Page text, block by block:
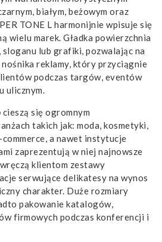
białym, beżowym oraz
TONE L harmonijnie wpisuje się
wielu marek. Gładka powierzchnia
, sloganu lub grafiki, pozwalając na
reklamy, który przyciągnie
podczas targów, eventów
ulicznym.
cieszą się ogromnym
takich jak: moda, kosmetyki,
a nawet instytucje
zaprezentują w niej najnowsze
klientom zestawy
serwujące delikatesy na wynos
charakter. Duże rozmiary
pakowanie katalogów,
firmowych podczas konferencji i